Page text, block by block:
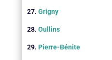
27. Grigny
28. Oullins
29. Pierre-Bénite